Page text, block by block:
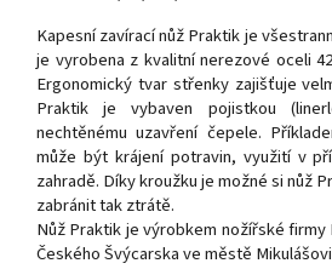
Kapesní zavírací nůž Praktik je
je vyrobena z kvalitní nerezové oceli
Ergonomický tvar střenky zajišťuje
Praktik je vybaven pojistkou
nechtěnému uzavření čepele.
může být krájení potravin, využití v
zahradě. Díky kroužku je možné si nůž
zabránit tak ztrátě.
Nůž Praktik je výrobkem nožířské
Českého Švýcarska ve městě